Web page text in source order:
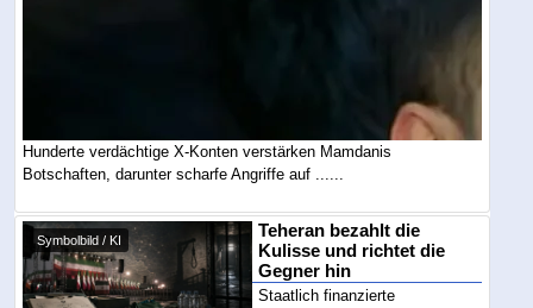
Hunderte verdächtige X-Konten verstärken Mamdanis
Botschaften, darunter scharfe Angriffe auf ......
Symbolbild / KI
Teheran bezahlt die
Kulisse und richtet die
Gegner hin
Staatlich finanzierte